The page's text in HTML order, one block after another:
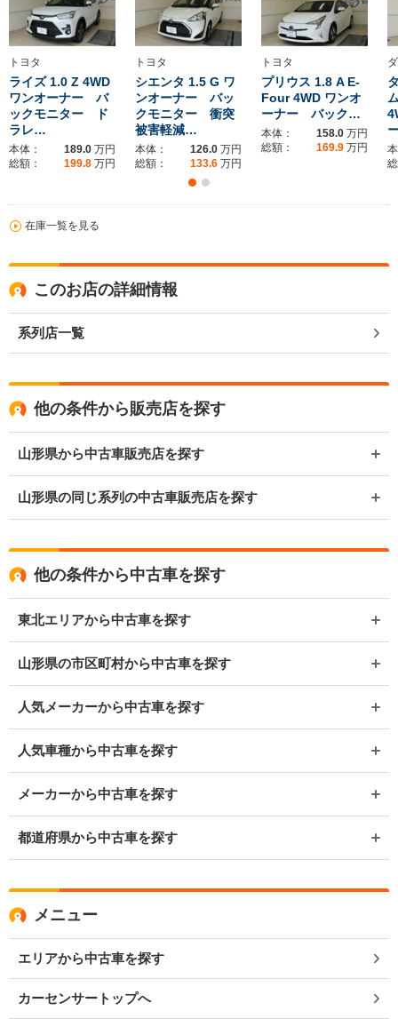
トヨタ
ライズ 1.0 Z 4WD
ワンオーナー バ
ックモニター ド
ラレ…
本体： 189.0 万円
総額：
199.8 万円
トヨタ
シエンタ 1.5 G ワ
ンオーナー バッ
クモニター 衝突
被害軽減…
本体： 126.0 万円
総額：
133.6 万円
トヨタ
プリウス 1.8 A E-
Four 4WD ワンオ
ーナー バック…
本体： 158.0 万円
総額：
169.9 万円
在庫一覧を見る
このお店の詳細情報
系列店一覧
他の条件から販売店を探す
山形県から中古車販売店を探す
山形県の同じ系列の中古車販売店を探す
他の条件から中古車を探す
東北エリアから中古車を探す
山形県の市区町村から中古車を探す
人気メーカーから中古車を探す
人気車種から中古車を探す
メーカーから中古車を探す
都道府県から中古車を探す
メニュー
エリアから中古車を探す
カーセンサートップへ